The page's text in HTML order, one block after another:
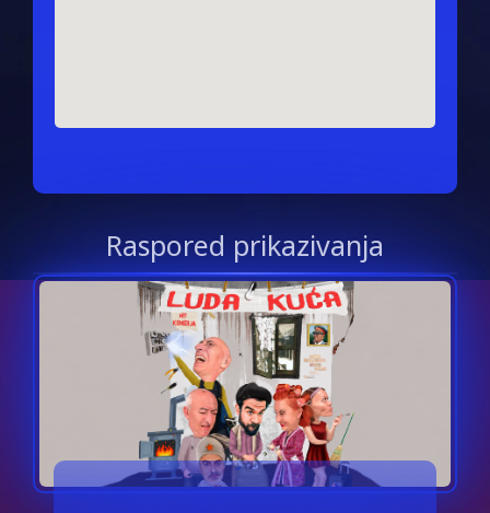
Raspored prikazivanja